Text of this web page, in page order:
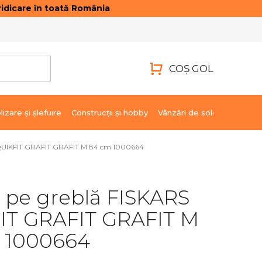
în toată România
DE
COŞ GOL
şi şlefuire Construcții și hobby Vânzări de soldare
GRAFIT GRAFIT M 84 cm 1000664
greblă FISKARS
GRAFIT GRAFIT M